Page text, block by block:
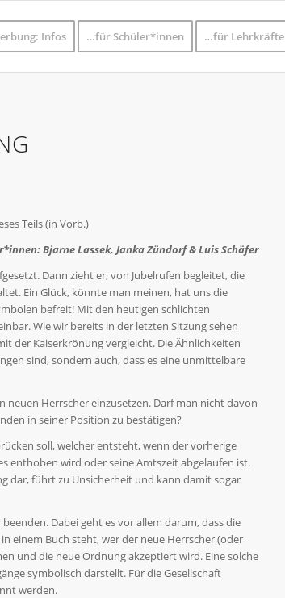
Infos …für Schüler*innen …für Lehrkräfte
Teils (in Vorb.)
Bjarne Lassek, Janka Zündorf & Luis Schäfer
Dann zieht er, von Jubelrufen begleitet, die
Ein Glück, könnte man meinen, hat uns die
befreit! Mit den heutigen schlichten
Wie wir bereits in der letzten Sitzung sehen
der Kaiserkrönung vergleicht. Die Ähnlichkeiten
sind, sondern auch, dass es eine unmittelbare
Herrscher einzusetzen. Darf man nicht davon
in seiner Position zu bestätigen?
soll, welcher entsteht, wenn der vorherige
enthoben wird oder seine Amtszeit abgelaufen ist.
dar, führt zu Unsicherheit und kann damit sogar
Dabei geht es vor allem darum, dass die
einem Buch steht, wer der neue Herrscher (oder
und die neue Ordnung akzeptiert wird. Eine solche
symbolisch darstellt. Für die Gesellschaft
werden.